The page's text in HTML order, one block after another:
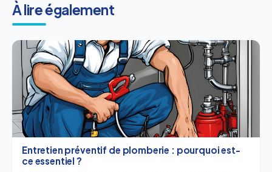
À lire également
Entretien préventif de plomberie : pourquoi est-
ce essentiel ?